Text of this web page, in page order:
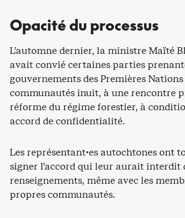
Opacité du processus
L’automne dernier, la ministre Maïté
avait convié certaines parties
gouvernements des Premières Nations
communautés inuit, à une rencontre
réforme du régime forestier, à
accord de confidentialité.
Les représentant·es autochtones ont
signer l’accord qui leur aurait interdit
renseignements, même avec les
propres communautés.